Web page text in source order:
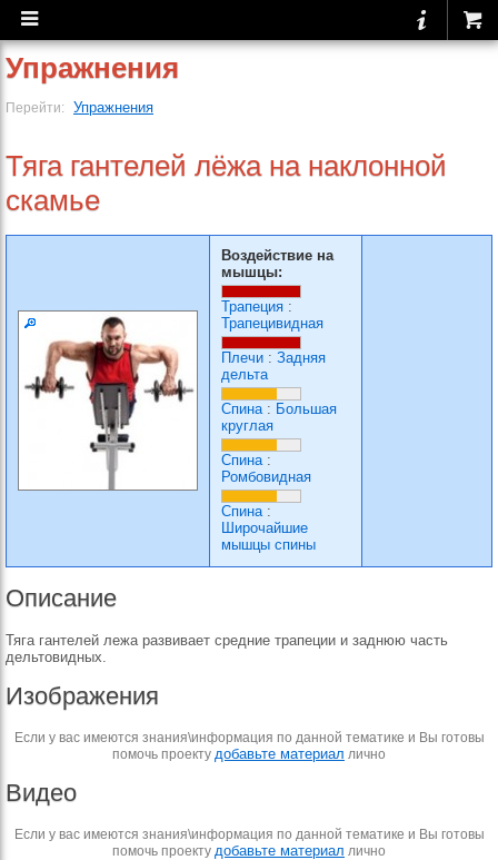
Упражнения
Перейти: Упражнения
Тяга гантелей лёжа на наклонной
скамье
Воздействие на
мышцы:
Трапеция :
Трапецивидная
Плечи : Задняя
дельта
Спина: Большая
круглая
Спина:
Ромбовидная
Спина:
Широчайшие
мышцы спины
Описание
Тяга гантелей лежа развивает средние трапеции и заднюю часть
дельтовидных.
Изображения
Если у вас имеются знания\информация по данной тематике и Вы готовы
помочь проекту добавьте материал лично
Видео
Если у вас имеются знания\информация по данной тематике и Вы готовы
помочь проекту добавьте материал лично